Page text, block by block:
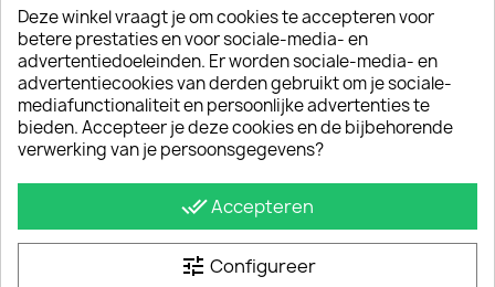
bescherm je de carrosserie van de bedrijfswagen
tegen dure dorpelschade. Daarnaast geeft een
rearbar de bus een robuuste look. Onze
beschermbar is van hoogwaardig RVS en heeft
een buisdiameter van ongeveer 64 mm.
MONTAGE
De rearbar is eenvoudig te monteren; de
montageset van de achterbalk is afgestemd op
de bestaande montagegaten in uw bestelwagen.
Je hoeft dus niets af te meten of te boren. Het
montagemateriaal en de montagehandleiding
levert sidebar.nl mee met de rear-bar.
Deze winkel vraagt je om cookies te accepteren voor
betere prestaties en voor sociale-media- en
advertentiedoeleinden. Er worden sociale-media- en
advertentiecookies van derden gebruikt om je sociale-
mediafunctionaliteit en persoonlijke advertenties te
bieden. Accepteer je deze cookies en de bijbehorende
verwerking van je persoonsgegevens?
done_allAccepteren
tune Configureer